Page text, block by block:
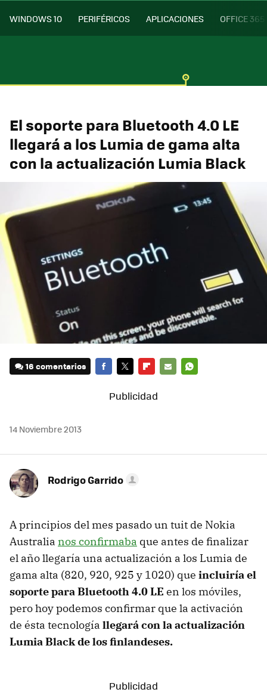
WINDOWS 10 PERIFÉRICOS APLICACIONES OFFICE 365
El soporte para Bluetooth 4.0 LE
llegará a los Lumia de gama alta
con la actualización Lumia Black
16 comentarios
14 Noviembre 2013
Rodrigo Garrido
A principios del mes pasado un tuit de Nokia
Australia nos confirmaba que antes de finalizar
el año llegaría una actualización a los Lumia de
gama alta (820, 920, 925 y 1020) que incluiría el
soporte para Bluetooth 4.0 LE en los móviles,
pero hoy podemos confirmar que la activación
de ésta tecnología llegará con la actualización
Lumia Black de los finlandeses.